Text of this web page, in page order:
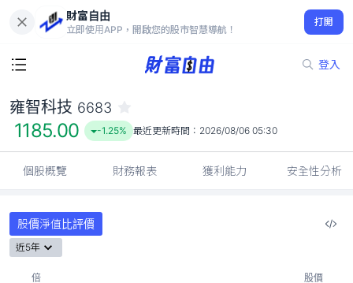
財富自由
立即使用APP，開啟您的股市智慧導航！
打開
登入
1185.00
-1.25%
雍智科技 6683
1185.00 -1.25% 最近更新時間： 2026/08/06 05:30
個股概覽 財務報表 獲利能力 安全性分析
股價淨值比評價
近5年